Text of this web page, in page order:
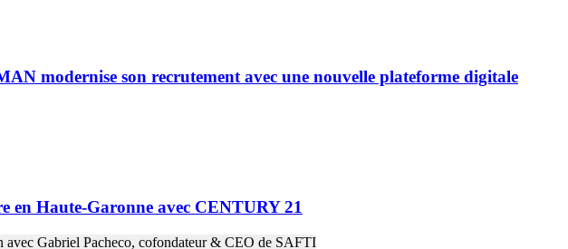
modernise son recrutement avec une nouvelle plateforme digitale
en Haute-Garonne avec CENTURY 21